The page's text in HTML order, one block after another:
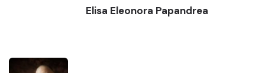
Elisa Eleonora Papandrea